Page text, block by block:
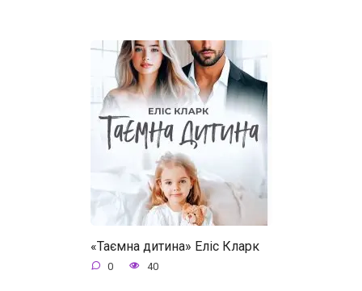
«Таємна дитина» Еліс Кларк
0 40